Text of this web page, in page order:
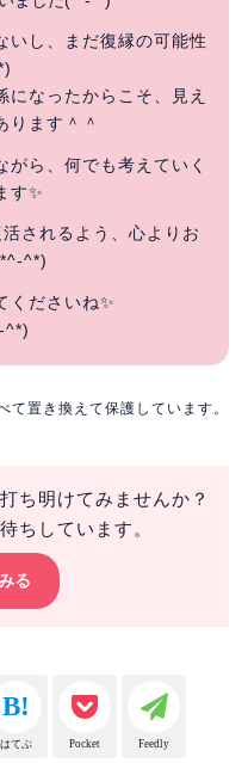
いし、まだ復縁の可能性
になったからこそ、見え
ります＾＾
ら、何でも考えていく
す✨
されるよう、心よりお
^*)
くださいね✨
^*)
置き換えて保護しています。
ち明けてみませんか？
ちしています。
る
はてぶ Pocket Feedly